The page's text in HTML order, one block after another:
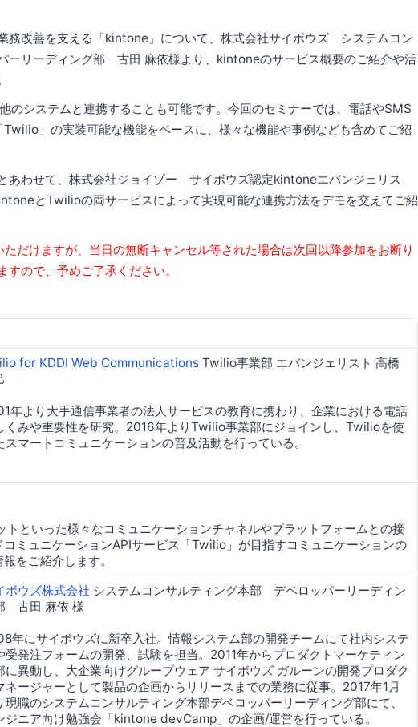
務改善を支える「kintone」について、株式会社サイボウズ システムコン
ーリーディング部 古田 麻依様より、kintoneのサービス概要のご紹介や活
のシステムと連携することも可能です。今回のセミナーでは、電話やSMS
」の実装可能な機能をベースに、様々な機能や事例なども含めてご紹
あわせて、株式会社ジョイゾー サイボウズ認定kintoneエバンジェリス
とTwilioの両サービスによって実現可能な連携方法をデモを交えてご紹
だけますが、当日の無断キャンセル等された場合は次回以降参加をお断り
ので、予めご了承ください。
for KDDI Web Communications Twilio事業部 エバンジェリスト 高橋
年より大手通信事業者の法人サービスの教育に携わり、企業における電話
くみや重要性を研究。2016年よりTwilio事業部にジョインし、Twilioを使
スマートコミュニケーションの普及活動を行っている。
トといった様々なコミュニケーションチャネルやプラットフォームとの接
ミュニケーションAPIサービス「Twilio」が目指すコミュニケーションの
をご紹介します。
ボウズ株式会社 システムコンサルティング本部 デベロッパーリーディン
古田 麻依 様
年にサイボウズに新卒入社。情報システム部の開発チームにて社内システ
受発注フォームの開発、試験を担当。2011年からプロダクトマーケティン
に異動し、大企業向けグループウェア サイボウズ ガルーンの開発プロダク
ネージャーとして製品の企画からリリースまでの業務に従事。2017年1月
現職のシステムコンサルティング本部デベロッパーリーディング部にて、
ジニア向け勉強会「kintone devCamp」の企画/運営を行っている。